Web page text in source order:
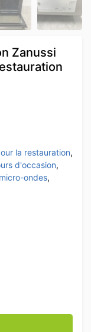
Zanussi
la restauration,
d'occasion,
ondes,
Zanussi en